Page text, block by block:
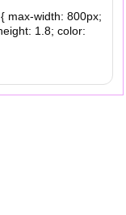
max-width: 800px;
1.8; color: